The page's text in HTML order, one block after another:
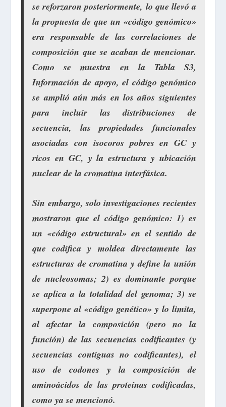
se reforzaron posteriormente, lo que llevó a
la propuesta de que un «código genómico»
era responsable de las correlaciones de
composición que se acaban de mencionar.
Como se muestra en la Tabla S3,
Información de apoyo, el código genómico
se amplió aún más en los años siguientes
para incluir las distribuciones de
secuencia, las propiedades funcionales
asociadas con isocoros pobres en GC y
ricos en GC, y la estructura y ubicación
nuclear de la cromatina interfásica.
Sin embargo, solo investigaciones recientes
mostraron que el código genómico: 1) es
un «código estructural» en el sentido de
que codifica y moldea directamente las
estructuras de cromatina y define la unión
de nucleosomas; 2) es dominante porque
se aplica a la totalidad del genoma; 3) se
superpone al «código genético» y lo limita,
al afectar la composición (pero no la
función) de las secuencias codificantes (y
secuencias contiguas no codificantes), el
uso de codones y la composición de
aminoácidos de las proteínas codificadas,
como ya se mencionó.